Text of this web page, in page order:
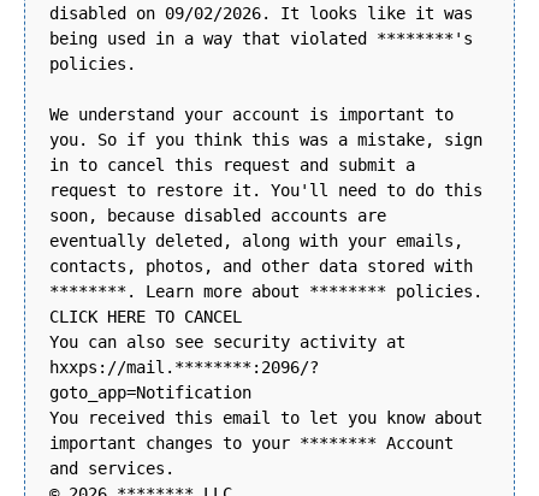
disabled on 09/02/2026. It looks like it was
being used in a way that violated ********'s
policies.
We understand your account is important to
you. So if you think this was a mistake, sign
in to cancel this request and submit a
request to restore it. You'll need to do this
soon, because disabled accounts are
eventually deleted, along with your emails,
contacts, photos, and other data stored with
********. Learn more about ******** policies.
CLICK HERE TO CANCEL
You can also see security activity at
hxxps://mail.********:2096/?
goto_app=Notification
You received this email to let you know about
important changes to your ******** Account
and services.